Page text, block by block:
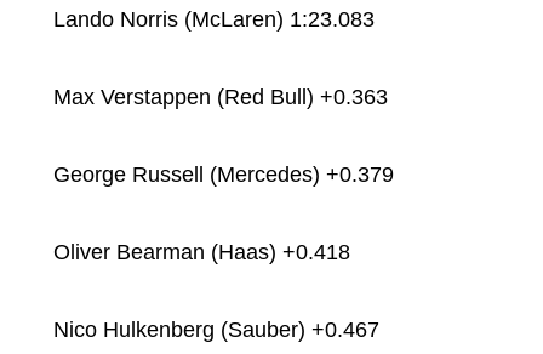
Lando Norris (McLaren) 1:23.083
Max Verstappen (Red Bull) +0.363
George Russell (Mercedes) +0.379
Oliver Bearman (Haas) +0.418
Nico Hulkenberg (Sauber) +0.467